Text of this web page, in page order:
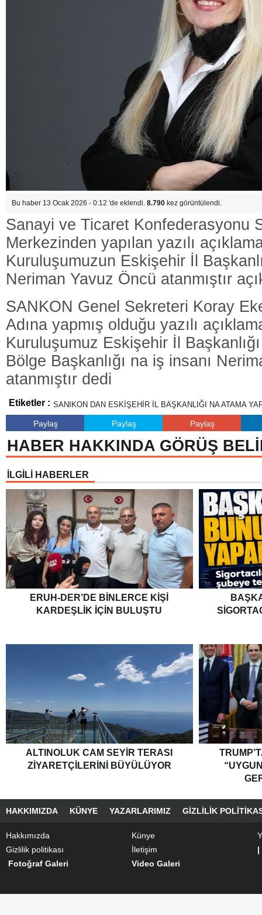
Bu haber 13 Ocak 2026 - 0:12 'de eklendi. 8.790 kez görüntülendi.
Sanayi ve Ticaret Konfederasyonu
Merkezinden yapılan yazılı
Kuruluşumuzun Eskişehir İl
Neriman Yavuz Öncü atanmıştır
SANKON Genel Sekreteri Koray
Adına yapmış olduğu yazılı
Kuruluşumuz Eskişehir İl
Bölge Başkanlığı na iş insanı
atanmıştır dedi
Etiketler : SANIKON DAN ESKİŞEHİR İL BAŞKANLIĞI NA ATAMA
Paylaş Paylaş Paylaş
HABER HAKKINDA GÖRÜŞ
İLGİLİ HABERLER
ERUH-DER’DE BINLERCE KIŞI
KARDEŞLIK İÇIN BULUŞTU
ALTINOLUK CAM SEYIR TERASI
ZIYARETÇILERINI BÜYÜLÜYOR
HAKKIMIZDA KÜNYE YAZARLARIMIZ GIZLILIK
Hakkımızda Künye
Gizlilik politikası
İletişim
|
Fotoğraf Galeri
Video Galeri